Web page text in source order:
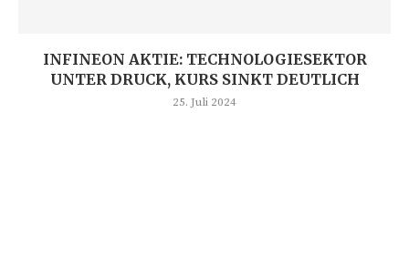
INFINEON AKTIE: TECHNOLOGIESEKTOR
UNTER DRUCK, KURS SINKT DEUTLICH
25. Juli 2024